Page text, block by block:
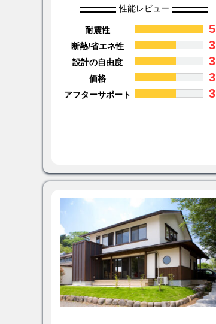
性能レビュー
耐震性 5
断熱/省エネ性
3
設計の自由度
3
価格
3
アフターサポート
3